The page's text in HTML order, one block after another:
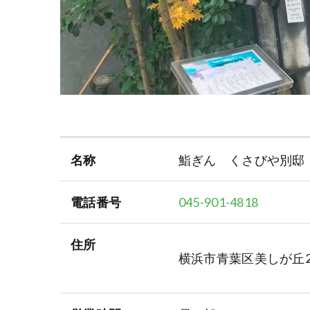
名称 鮨ぎん くさびや別邸
電話番号 045-901-4818
住所
横浜市青葉区美しが丘